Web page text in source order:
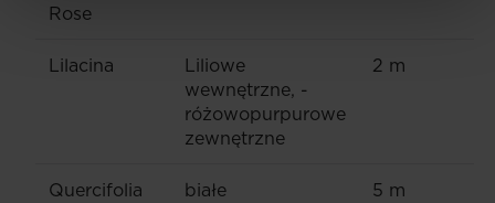
Rose
Lilacina
Liliowe
wewnętrzne, -
różowopurpurowe
zewnętrzne
2 m
Quercifolia białe 5 m